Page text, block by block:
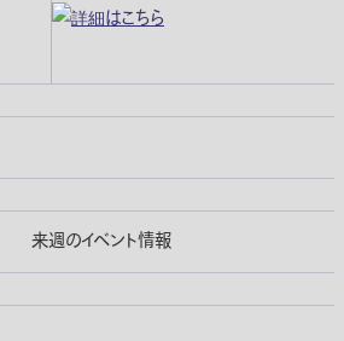
来週のイベント情報